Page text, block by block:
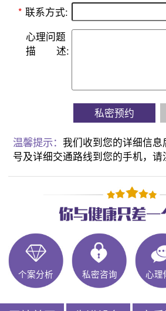
* 联系方式:
心理问题
描
述:
私密预约
温馨提示：我们收到您的详细信
号及详细交通路线到您的手机，请
个案分析 私密咨询 心理